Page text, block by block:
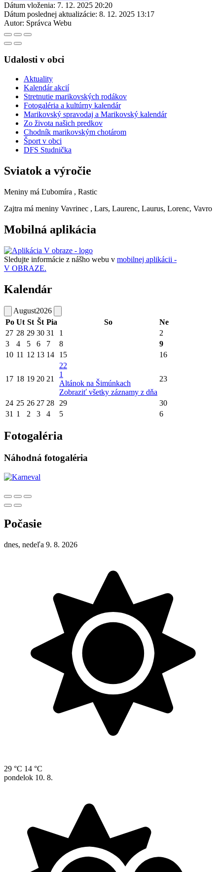
Dátum vloženia: 7. 12. 2025 20:20
Dátum poslednej aktualizácie: 8. 12. 2025 13:17
Autor: Správca Webu
Udalosti v obci
Aktuality
Kalendár akcií
Stretnutie marikovských rodákov
Fotogaléria a kultúrny kalendár
Marikovský spravodaj a Marikovský kalendár
Zo života našich predkov
Chodník marikovským chotárom
Šport v obci
DFS Studnička
Sviatok a výročie
Meniny má Ľubomíra , Rastic
Zajtra má meniny Vavrinec , Lars, Laurenc, Laurus, Lorenc, Vavro
Mobilná aplikácia
Sledujte informácie z nášho webu v mobilnej aplikácii -
V OBRAZE.
Kalendár
August2026
Po Ut St Št Pia So
Ne
27 28 29 30 31 1
2
3
4 5 6 7 8
9
10 11 12 13 14 15 16
17 18 19 20 21
22
1
Altánok na Šimúnkach
Zobraziť všetky záznamy z dňa
23
24 25 26 27 28 29
30
31 1 2 3 4 5 6
Fotogaléria
Náhodná fotogaléria
Počasie
dnes, nedeľa 9. 8. 2026
29 °C 14 °C
pondelok 10. 8.